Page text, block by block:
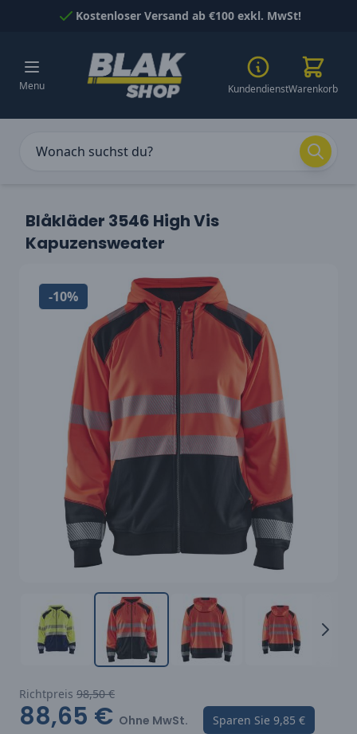
Skip to ContentKostenloser Versand ab €100 exkl. MwSt!
Menu KundendienstWarenkorb
Blåkläder 3546 High Vis
Kapuzensweater
-10%
Richtpreis 98,50 €
88,65 € Ohne MwSt. Sparen Sie 9,85 €